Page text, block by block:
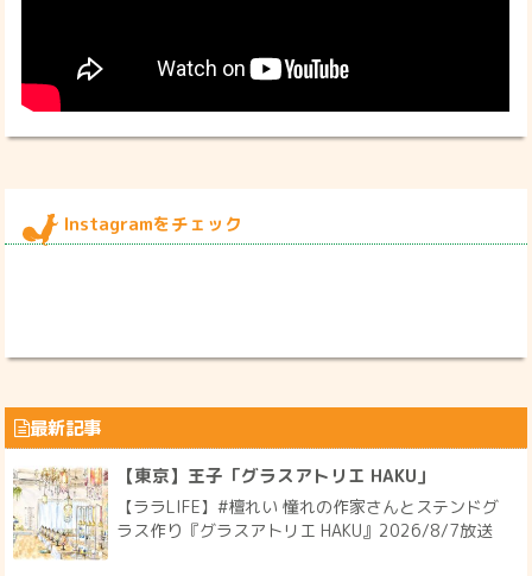
Instagramをチェック
最新記事
【東京】王子「グラスアトリエ HAKU」
【ララLIFE】#檀れい 憧れの作家さんとステンドグ
ラス作り『グラスアトリエ HAKU』2026/8/7放送